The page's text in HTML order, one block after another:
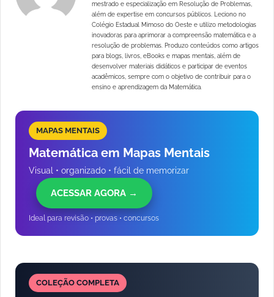
mestrado e especialização em Resolução de Problemas,
além de expertise em concursos públicos. Leciono no
Colégio Estadual Mimoso do Oeste e utilizo metodologias
inovadoras para aprimorar a compreensão matemática e a
resolução de problemas. Produzo conteúdos como artigos
para blogs, livros, eBooks e mapas mentais, além de
desenvolver materiais didáticos e participar de eventos
acadêmicos, sempre com o objetivo de contribuir para o
ensino e aprendizagem da Matemática.
MAPAS MENTAIS
Matemática em Mapas Mentais
Visual • organizado • fácil de memorizar
ACESSAR AGORA →
Ideal para revisão • provas • concursos
COLEÇÃO COMPLETA